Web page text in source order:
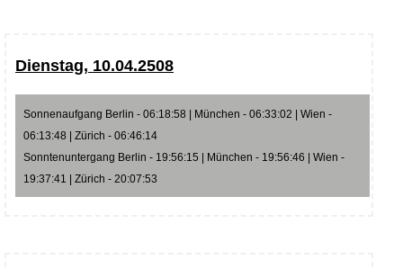
Dienstag, 10.04.2508
Sonnenaufgang Berlin - 06:18:58 | München - 06:33:02 | Wien -
06:13:48 | Zürich - 06:46:14
Sonntenuntergang Berlin - 19:56:15 | München - 19:56:46 | Wien -
19:37:41 | Zürich - 20:07:53